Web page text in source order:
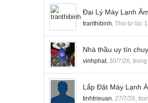
Đại Lý Máy Lạnh
tranthibinh, Thứ tư lúc
Nhà thầu uy tín
vinhphat, 30/7/26,
Lắp Đặt Máy Lạnh
tinhtrieuan, 27/7/26,